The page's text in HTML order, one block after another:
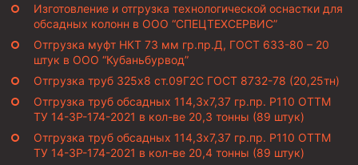
Изготовление и отгрузка технологической оснастки для
обсадных колонн в ООО “СПЕЦТЕХСЕРВИС”
Отгрузка муфт НКТ 73 мм гр.пр.Д, ГОСТ 633-80 – 20
штук в ООО “Кубаньбурвод”
Отгрузка труб 325х8 ст.09Г2С ГОСТ 8732-78 (20,25тн)
Отгрузка труб обсадных 114,3х7,37 гр.пр. Р110 ОТТМ
ТУ 14-3Р-174-2021 в кол-ве 20,3 тонны (89 штук)
Отгрузка труб обсадных 114,3х7,37 гр.пр. Р110 ОТТМ
ТУ 14-3Р-174-2021 в кол-ве 20,4 тонны (89 штук)